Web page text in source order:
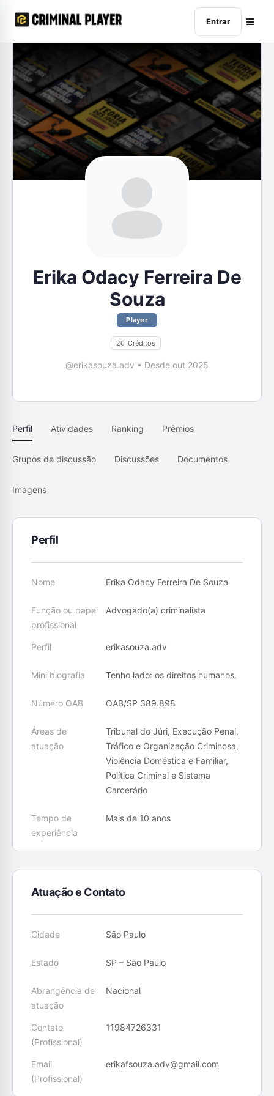
Entrar
Erika Odacy Ferreira De
Souza
Player
20 Créditos
@erikasouza.adv • Desde out 2025
Perfil Atividades Ranking Prêmios
Grupos de discussão Discussões Documentos
Imagens
Perfil
Nome Erika Odacy Ferreira De Souza
Função ou papel
profissional
Advogado(a) criminalista
Perfil erikasouza.adv
Mini biografia Tenho lado: os direitos humanos.
Número OAB OAB/SP 389.898
Áreas de
atuação
Tribunal do Júri, Execução Penal,
Tráfico e Organização Criminosa,
Violência Doméstica e Familiar,
Política Criminal e Sistema
Carcerário
Tempo de
experiência
Mais de 10 anos
Atuação e Contato
Cidade São Paulo
Estado SP – São Paulo
Abrangência de
atuação
Nacional
Contato
(Profissional)
11984726331
Email
(Profissional)
erikafsouza.adv@gmail.com